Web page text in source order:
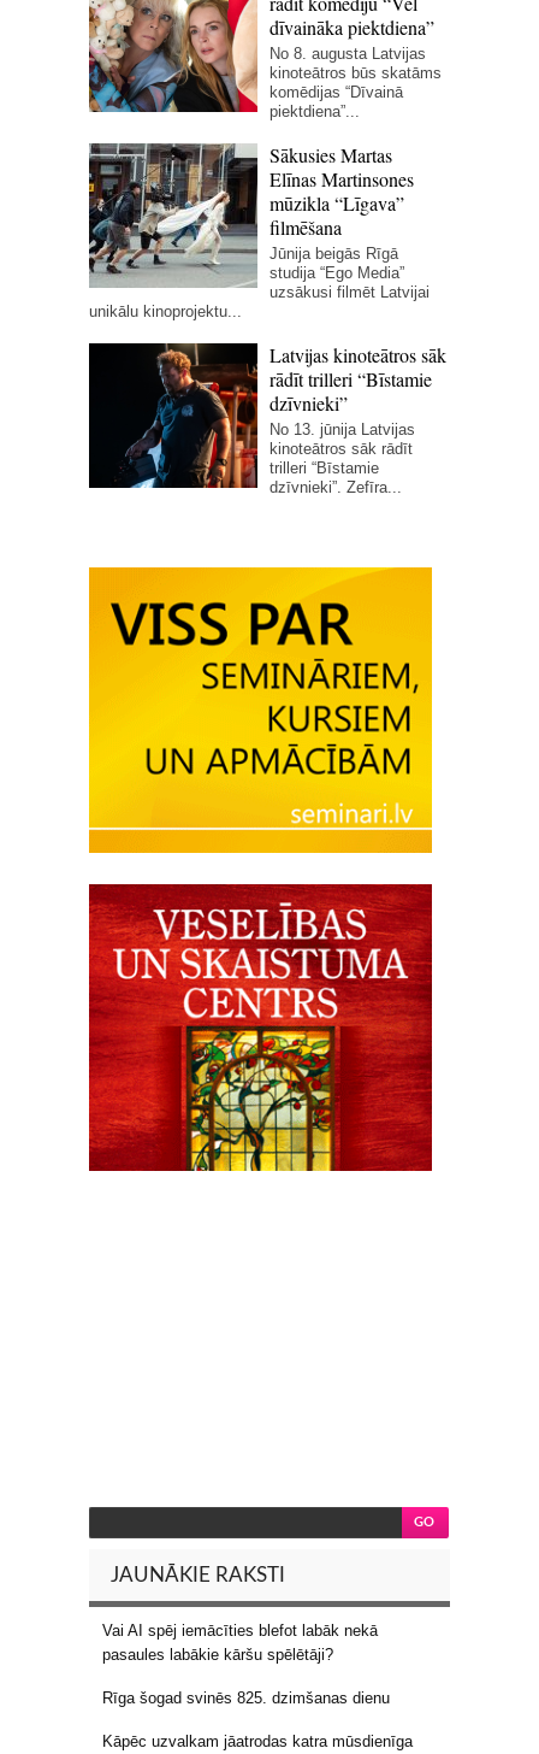
dīvaināka piektdiena”
No 8. augusta Latvijas
kinoteātros būs skatāms
komēdijas “Dīvainā
piektdiena”...
Sākusies Martas
Elīnas Martinsones
mūzikla “Līgava”
filmēšana
Jūnija beigās Rīgā
studija “Ego Media”
uzsākusi filmēt Latvijai
unikālu kinoprojektu...
Latvijas kinoteātros sāk
rādīt trilleri “Bīstamie
dzīvnieki”
No 13. jūnija Latvijas
kinoteātros sāk rādīt
trilleri “Bīstamie
dzīvnieki”. Zefīra...
JAUNĀKIE RAKSTI
Vai AI spēj iemācīties blefot labāk nekā
pasaules labākie kāršu spēlētāji?
Rīga šogad svinēs 825. dzimšanas dienu
Kāpēc uzvalkam jāatrodas katra mūsdienīga